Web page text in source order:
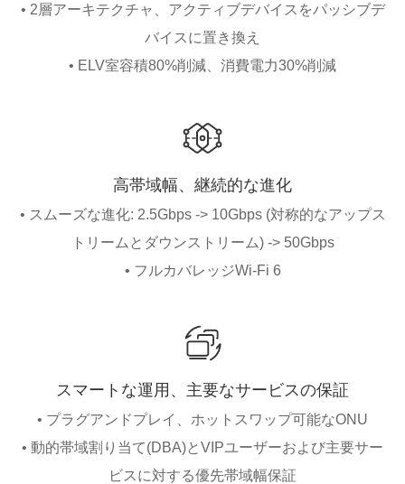
• 2層アーキテクチャ、アクティブデバイスをパッシブデ
バイスに置き換え
• ELV室容積80%削減、消費電力30%削減
高帯域幅、継続的な進化
• スムーズな進化: 2.5Gbps -> 10Gbps (対称的なアップス
トリームとダウンストリーム) -> 50Gbps
• フルカバレッジWi-Fi 6
スマートな運用、主要なサービスの保証
• プラグアンドプレイ、ホットスワップ可能なONU
• 動的帯域割り当て(DBA)とVIPユーザーおよび主要サー
ビスに対する優先帯域幅保証